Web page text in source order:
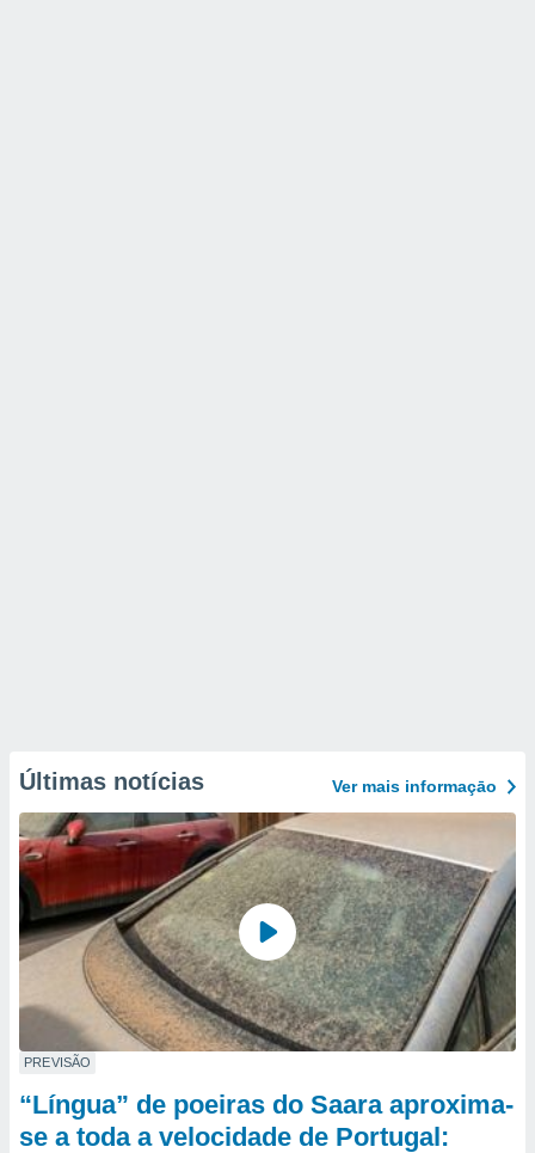
Últimas notícias Ver mais informaçāo
PREVISÃO
“Língua” de poeiras do Saara aproxima-
se a toda a velocidade de Portugal: